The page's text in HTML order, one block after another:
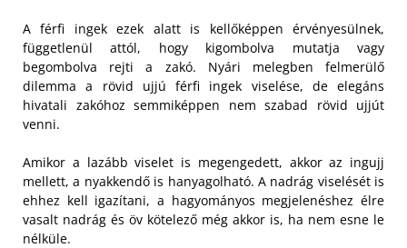
A férfi ingek ezek alatt is kellőképpen érvényesülnek,
függetlenül attól, hogy kigombolva mutatja vagy
begombolva rejti a zakó. Nyári melegben felmerülő
dilemma a rövid ujjú férfi ingek viselése, de elegáns
hivatali zakóhoz semmiképpen nem szabad rövid ujjút
venni.
Amikor a lazább viselet is megengedett, akkor az ingujj
mellett, a nyakkendő is hanyagolható. A nadrág viselését is
ehhez kell igazítani, a hagyományos megjelenéshez élre
vasalt nadrág és öv kötelező még akkor is, ha nem esne le
nélküle.